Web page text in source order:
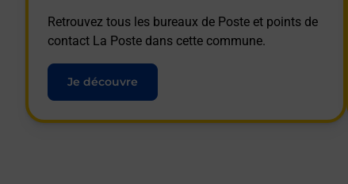
Retrouvez tous les bureaux de Poste et points de
contact La Poste dans cette commune.
Je découvre